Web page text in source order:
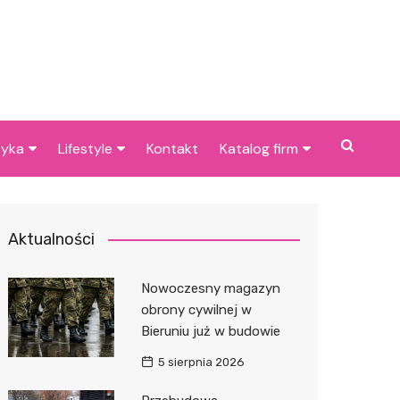
w Bieruniu i
Lifestyle
Poradniki
Dom i ogród
Znane osoby
Kontakt Katalog firm
Prawo i finanse
Motoryzacja
Aktualności
Nowoczesny magazyn
obrony cywilnej w
Bieruniu już w budowie
5 sierpnia 2026